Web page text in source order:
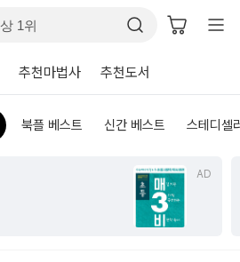
추천마법사 추천도서
북플 베스트 신간 베스트 스테디셀
AD